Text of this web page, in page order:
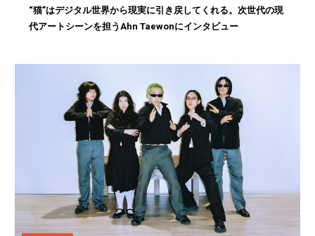
“猫”はデジタル世界から現実に引き戻してくれる。次世代の現
代アートシーンを担うAhn Taewonにインタビュー